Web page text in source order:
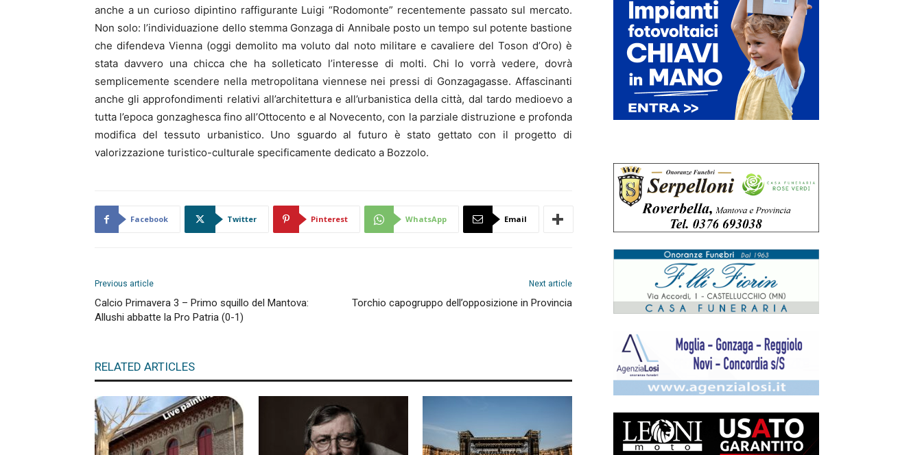
anche a un curioso dipintino raffigurante Luigi “Rodomonte” recentemente passato sul mercato.
Non solo: l’individuazione dello stemma Gonzaga di Annibale posto un tempo sul potente bastione
che difendeva Vienna (oggi demolito ma voluto dal noto militare e cavaliere del Toson d’Oro) è
stata davvero una chicca che ha solleticato l’interesse di molti. Chi lo vorrà vedere, dovrà
semplicemente scendere nella metropolitana viennese nei pressi di Gonzagagasse. Affascinanti
anche gli approfondimenti relativi all’architettura e all’urbanistica della città, dal tardo medioevo a
tutta l’epoca gonzaghesca fino all’Ottocento e al Novecento, con la parziale distruzione e profonda
modifica del tessuto urbanistico. Uno sguardo al futuro è stato gettato con il progetto di
valorizzazione turistico-culturale specificamente dedicato a Bozzolo.
Facebook Twitter Pinterest WhatsApp Email
Previous article
Calcio Primavera 3 – Primo squillo del Mantova:
Allushi abbatte la Pro Patria (0-1)
Next article
Torchio capogruppo dell’opposizione in Provincia
RELATED ARTICLES